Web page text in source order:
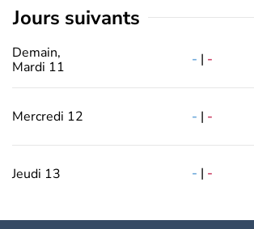
jours suivants
Demain,
Mardi 11
- | -
Mercredi 12 - | -
Jeudi 13 - | -